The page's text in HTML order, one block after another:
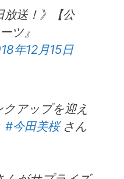
送！》【公
ツ』
年12月15日
アップを迎え
#今田美桜さん